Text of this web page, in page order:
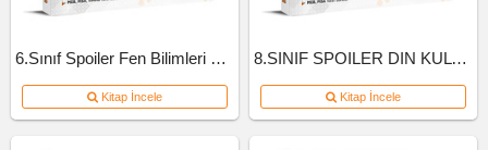
6.Sınıf Spoiler Fen Bilimleri Soru Bankası
Kitap İncele
8.SINIF SPOILER DIN KULTURU SB
Kitap İncele